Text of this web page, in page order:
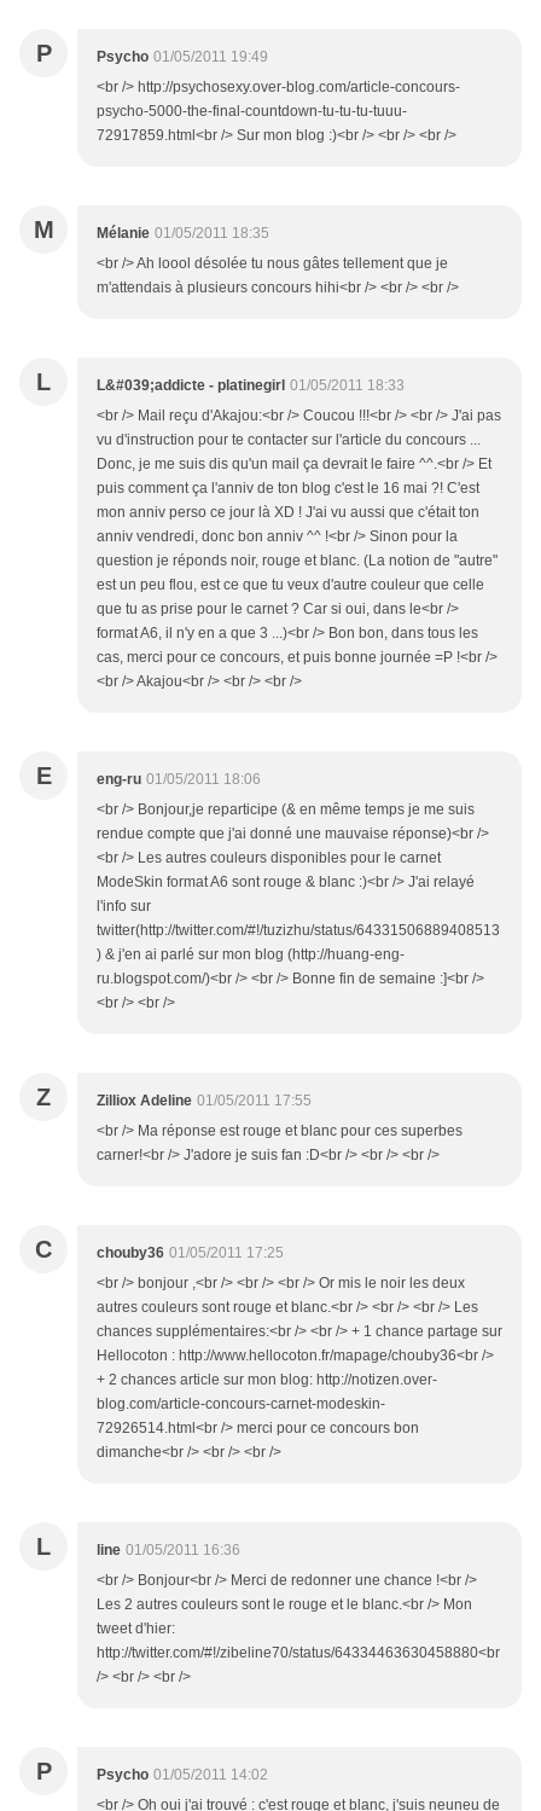
P Psycho 01/05/2011 19:49
<br /> http://psychosexy.over-blog.com/article-concours-
psycho-5000-the-final-countdown-tu-tu-tu-tuuu-
72917859.html<br /> Sur mon blog :)<br /> <br /> <br />
M Mélanie 01/05/2011 18:35
<br /> Ah loool désolée tu nous gâtes tellement que je
m'attendais à plusieurs concours hihi<br /> <br /> <br />
L L&#039;addicte - platinegirl 01/05/2011 18:33
<br /> Mail reçu d'Akajou:<br /> Coucou !!!<br /> <br /> J'ai pas
vu d'instruction pour te contacter sur l'article du concours ...
Donc, je me suis dis qu'un mail ça devrait le faire ^^.<br /> Et
puis comment ça l'anniv de ton blog c'est le 16 mai ?! C'est
mon anniv perso ce jour là XD ! J'ai vu aussi que c'était ton
anniv vendredi, donc bon anniv ^^ !<br /> Sinon pour la
question je réponds noir, rouge et blanc. (La notion de "autre"
est un peu flou, est ce que tu veux d'autre couleur que celle
que tu as prise pour le carnet ? Car si oui, dans le<br />
format A6, il n'y en a que 3 ...)<br /> Bon bon, dans tous les
cas, merci pour ce concours, et puis bonne journée =P !<br />
<br /> Akajou<br /> <br /> <br />
E eng-ru 01/05/2011 18:06
<br /> Bonjour,je reparticipe (& en même temps je me suis
rendue compte que j'ai donné une mauvaise réponse)<br />
<br /> Les autres couleurs disponibles pour le carnet
ModeSkin format A6 sont rouge & blanc :)<br /> J'ai relayé
l'info sur
twitter(http://twitter.com/#!/tuzizhu/status/64331506889408513
) & j'en ai parlé sur mon blog (http://huang-eng-
ru.blogspot.com/)<br /> <br /> Bonne fin de semaine :]<br />
<br /> <br />
Z Zilliox Adeline 01/05/2011 17:55
<br /> Ma réponse est rouge et blanc pour ces superbes
carner!<br /> J'adore je suis fan :D<br /> <br /> <br />
C chouby36 01/05/2011 17:25
<br /> bonjour ,<br /> <br /> <br /> Or mis le noir les deux
autres couleurs sont rouge et blanc.<br /> <br /> <br /> Les
chances supplémentaires:<br /> <br /> + 1 chance partage sur
Hellocoton : http://www.hellocoton.fr/mapage/chouby36<br />
+ 2 chances article sur mon blog: http://notizen.over-
blog.com/article-concours-carnet-modeskin-
72926514.html<br /> merci pour ce concours bon
dimanche<br /> <br /> <br />
L line 01/05/2011 16:36
<br /> Bonjour<br /> Merci de redonner une chance !<br />
Les 2 autres couleurs sont le rouge et le blanc.<br /> Mon
tweet d'hier:
http://twitter.com/#!/zibeline70/status/64334463630458880<br
/> <br /> <br />
P Psycho 01/05/2011 14:02
<br /> Oh oui j'ai trouvé : c'est rouge et blanc, j'suis neuneu de